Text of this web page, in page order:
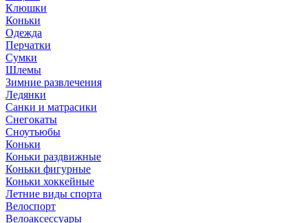
Клюшки
Коньки
Одежда
Перчатки
Сумки
Шлемы
Зимние развлечения
Ледянки
Санки и матрасики
Снегокаты
Сноутьюбы
Коньки
Коньки раздвижные
Коньки фигурные
Коньки хоккейные
Летние виды спорта
Велоспорт
Велоаксессуары